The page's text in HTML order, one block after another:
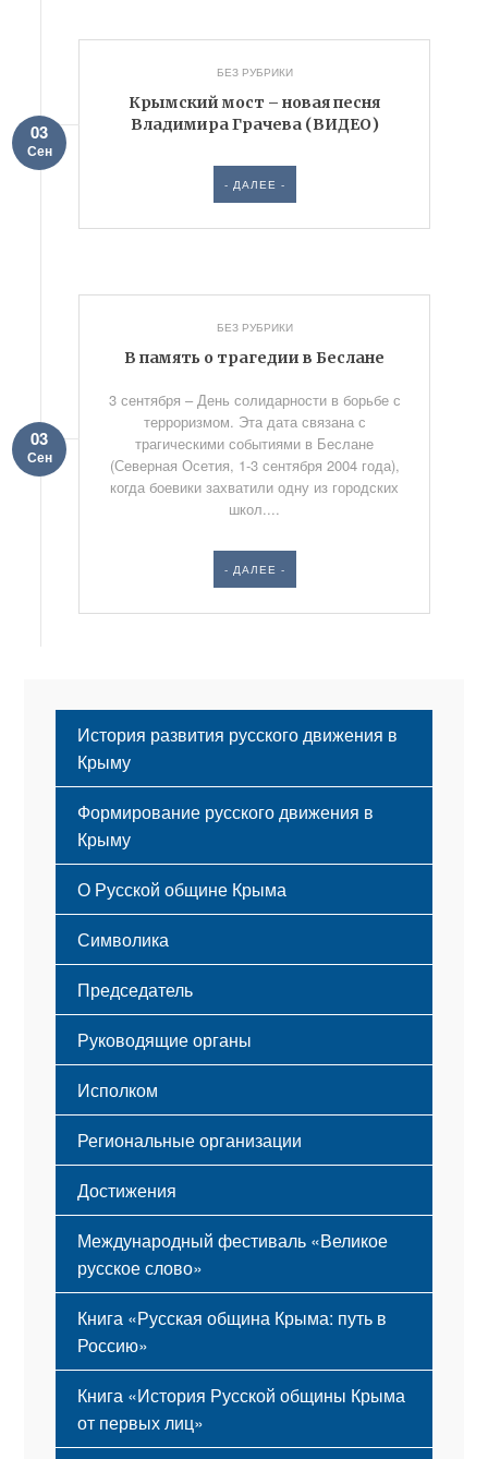
БЕЗ РУБРИКИ
Крымский мост – новая песня
Владимира Грачева (ВИДЕО)
03
Сен
- ДАЛЕЕ -
БЕЗ РУБРИКИ
В память о трагедии в Беслане
03
Сен
3 сентября – День солидарности в борьбе с
терроризмом. Эта дата связана с
трагическими событиями в Беслане
(Северная Осетия, 1-3 сентября 2004 года),
когда боевики захватили одну из городских
школ....
- ДАЛЕЕ -
История развития русского движения в
Крыму
Формирование русского движения в
Крыму
Русский Крым
О Русской общине Крыма
Этапы становления
Принципы деятельности
Структура
Мероприятия
Символика
Флаг
Герб
Гимн
Председатель
Руководящие органы
Исполком
Региональные организации
Достижения
Международный фестиваль «Великое
русское слово»
Книга «Русская община Крыма: путь в
Россию»
Книга «История Русской общины Крыма
от первых лиц»